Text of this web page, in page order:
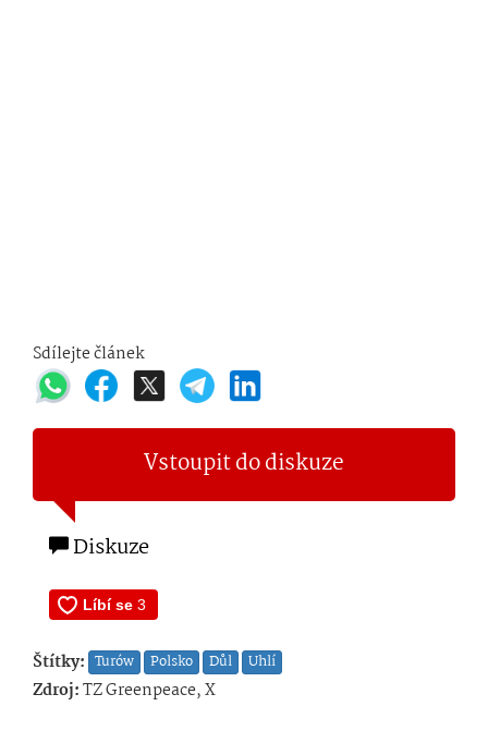
Sdílejte článek
Vstoupit do diskuze
Diskuze
Štítky: Turów Polsko Důl Uhlí
Zdroj:TZ Greenpeace, X